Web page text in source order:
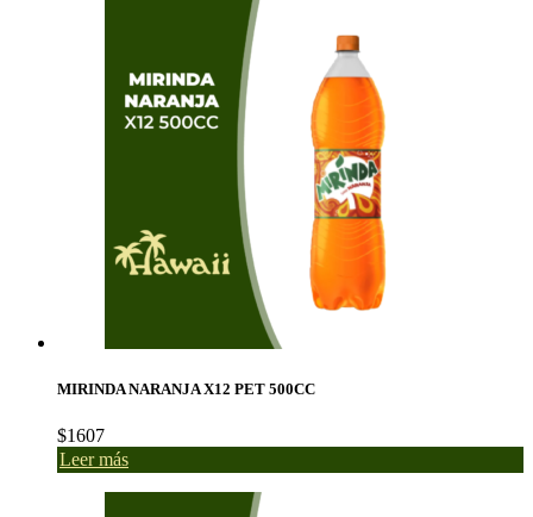
MIRINDA NARANJA X12 PET 500CC
$1607
Leer más